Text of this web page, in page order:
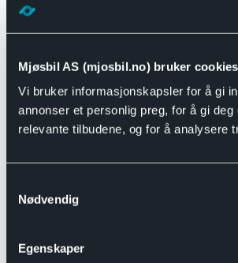
Mjøsbil AS (mjosbil.no) bruker cookies
Vi bruker informasjonskapsler for å gi
annonser et personlig preg, for å gi deg
relevante tilbudene, og for å analysere
Nødvendig
Egenskaper
Motor og drivverk
Se alle Universal
Bremsedeler
Se alle Bremsedeler
Bremsenippler
Drivline og motor
Se alle Drivline og
Eksosanlegg